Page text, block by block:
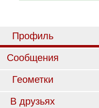
Профиль
Сообщения
Геометки
В друзьях